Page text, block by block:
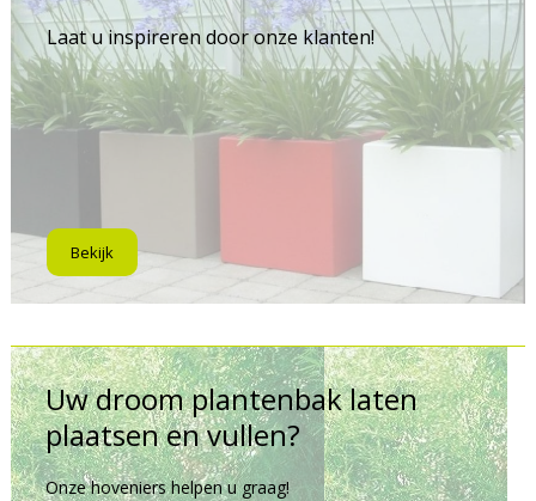
Laat u inspireren door onze klanten!
Bekijk
Uw droom plantenbak laten
plaatsen en vullen?
Onze hoveniers helpen u graag!